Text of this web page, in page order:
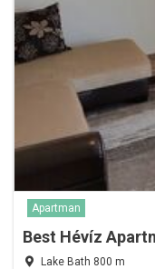
Apartman
Best Hévíz
Lake Bath 800 m